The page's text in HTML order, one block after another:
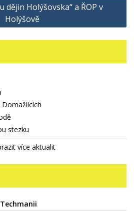
dějin Holýšovska“ a ŘOP v
Holýšově
Domažlicích
stezku
více aktualit